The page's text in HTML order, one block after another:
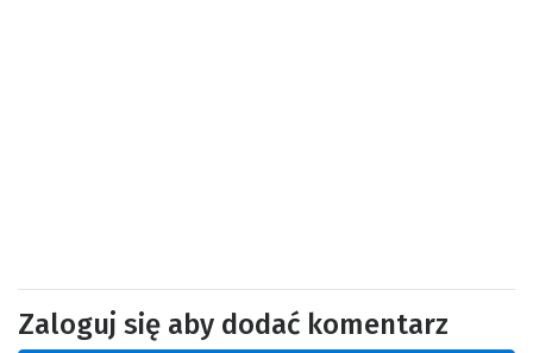
Zaloguj się aby dodać komentarz